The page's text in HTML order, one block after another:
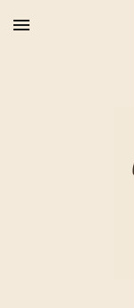
Skip to main content